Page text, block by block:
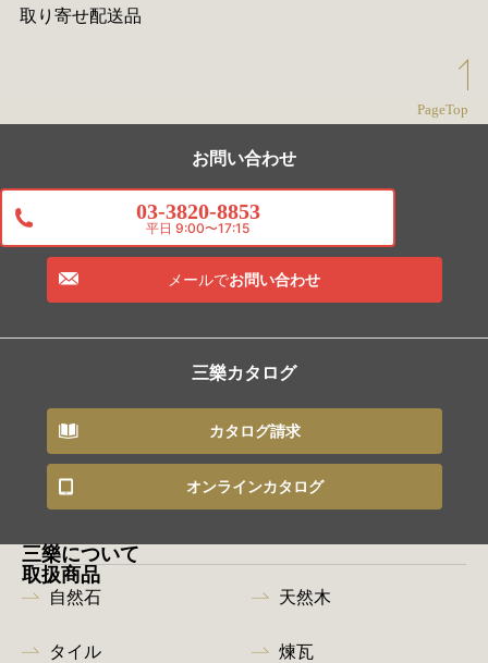
取り寄せ配送品
PageTop
お問い合わせ
03-3820-8853
平日 9:00〜17:15
メールでお問い合わせ
三樂カタログ
カタログ請求
オンラインカタログ
三樂について
取扱商品
自然石 天然木
タイル 煉瓦